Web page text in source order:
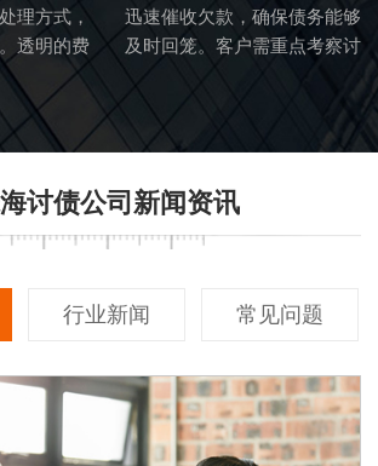
理方式，
透明的费
公司的诚
迅速催收欠款，确保债务能够
及时回笼。客户需重点考察讨
讨债公司新闻资讯
行业新闻 常见问题